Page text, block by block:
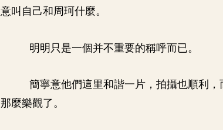
意叫自己和周珂什麼。
明明只是一個并不重要的稱呼而已。
簡寧意他們這里和諧一片，拍攝也順利
那麼樂觀了。